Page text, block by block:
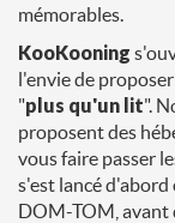
mémorables.
KooKooning
l'envie de
"plus qu'un lit".
proposent des
vous faire passer
s'est lancé
DOM-TOM, avant